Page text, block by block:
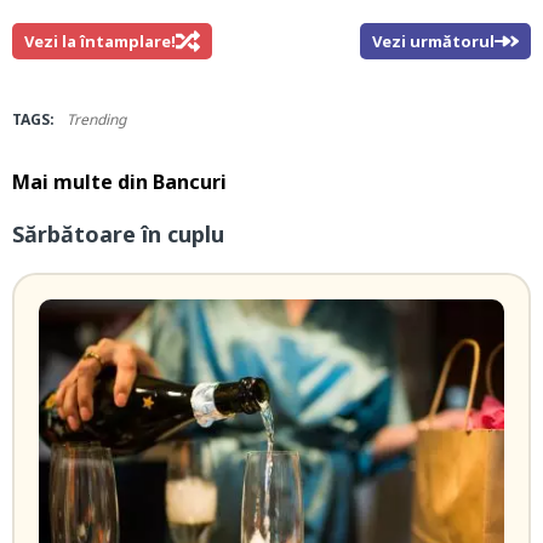
Vezi la întamplare! Vezi următorul
TAGS: Trending
Mai multe din Bancuri
Sărbătoare în cuplu